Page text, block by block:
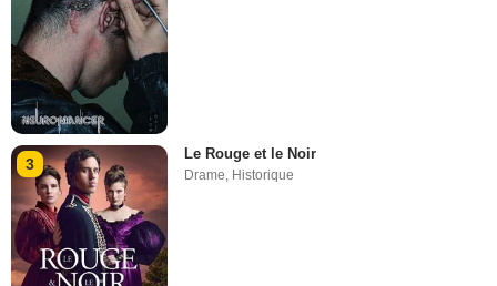
3
Le Rouge et le Noir
Drame, Historique